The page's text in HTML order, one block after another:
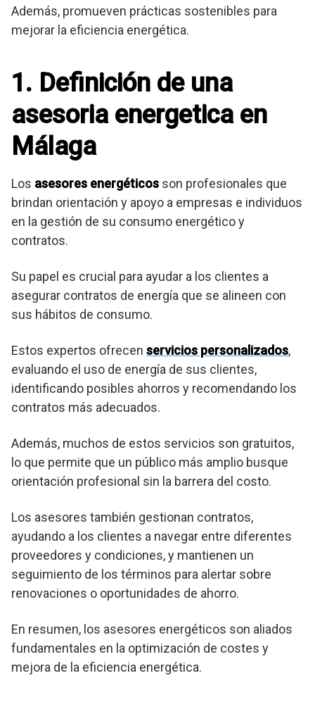
Además, promueven prácticas sostenibles para
mejorar la eficiencia energética.
1. Definición de una
asesoria energetica en
Málaga
Los asesores energéticos son profesionales que
brindan orientación y apoyo a empresas e individuos
en la gestión de su consumo energético y
contratos.
Su papel es crucial para ayudar a los clientes a
asegurar contratos de energía que se alineen con
sus hábitos de consumo.
Estos expertos ofrecen servicios personalizados,
evaluando el uso de energía de sus clientes,
identificando posibles ahorros y recomendando los
contratos más adecuados.
Además, muchos de estos servicios son gratuitos,
lo que permite que un público más amplio busque
orientación profesional sin la barrera del costo.
Los asesores también gestionan contratos,
ayudando a los clientes a navegar entre diferentes
proveedores y condiciones, y mantienen un
seguimiento de los términos para alertar sobre
renovaciones o oportunidades de ahorro.
En resumen, los asesores energéticos son aliados
fundamentales en la optimización de costes y
mejora de la eficiencia energética.